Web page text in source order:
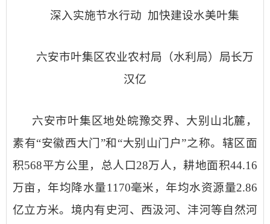
深入实施节水行动 加快建设水美叶集
六安市叶集区农业农村局（水利局）局长万
汉亿
六安市叶集区地处皖豫交界、大别山北麓，
素有“安徽西大门”和 “大别山门户”之称。辖区面
积568平方公里，总人口 28万人，耕地面积44.16
万亩，年均降水量1170毫米，年均水资源量2.86
亿立方米。 境内有史河、西汲河、 沣河等自然河